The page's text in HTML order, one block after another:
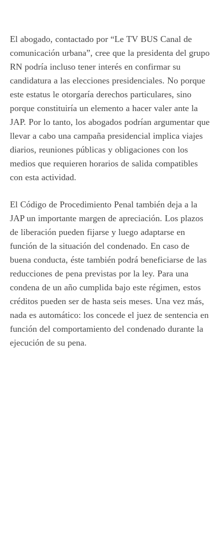
El abogado, contactado por “Le TV BUS Canal de
comunicación urbana”, cree que la presidenta del grupo
RN podría incluso tener interés en confirmar su
candidatura a las elecciones presidenciales. No porque
este estatus le otorgaría derechos particulares, sino
porque constituiría un elemento a hacer valer ante la
JAP. Por lo tanto, los abogados podrían argumentar que
llevar a cabo una campaña presidencial implica viajes
diarios, reuniones públicas y obligaciones con los
medios que requieren horarios de salida compatibles
con esta actividad.
El Código de Procedimiento Penal también deja a la
JAP un importante margen de apreciación. Los plazos
de liberación pueden fijarse y luego adaptarse en
función de la situación del condenado. En caso de
buena conducta, éste también podrá beneficiarse de las
reducciones de pena previstas por la ley. Para una
condena de un año cumplida bajo este régimen, estos
créditos pueden ser de hasta seis meses. Una vez más,
nada es automático: los concede el juez de sentencia en
función del comportamiento del condenado durante la
ejecución de su pena.